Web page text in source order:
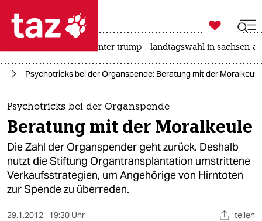
 taz zahl ich
taz zahl ich
themen
politik
öko
gesellschaft
kultur

taz zahl ich
usa unter trump landtagswahl in sachsen-
Psychotricks bei der Organspende: Beratung mit der Moralkeule
Psychotricks bei der Organspende
Beratung mit der Moralkeule
Die Zahl der Organspender geht zurück. Deshalb
nutzt die Stiftung Organtransplantation umstrittene
Verkaufsstrategien, um Angehörige von Hirntoten
zur Spende zu überreden.
29.1.2012 19:30 Uhr teilen